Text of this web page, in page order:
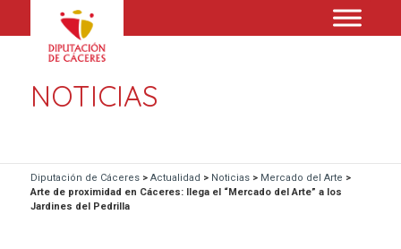
NOTICIAS
Diputación de Cáceres> Actualidad > Noticias> Mercado del Arte >
Arte de proximidad en Cáceres: llega el “Mercado del Arte” a los
Jardines del Pedrilla